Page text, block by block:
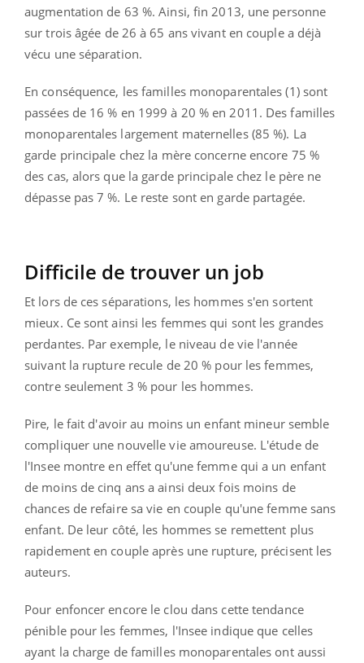
augmentation de 63 %. Ainsi, fin 2013, une personne
sur trois âgée de 26 à 65 ans vivant en couple a déjà
vécu une séparation.
En conséquence, les familles monoparentales (1) sont
passées de 16 % en 1999 à 20 % en 2011. Des familles
monoparentales largement maternelles (85 %). La
garde principale chez la mère concerne encore 75 %
des cas, alors que la garde principale chez le père ne
dépasse pas 7 %. Le reste sont en garde partagée.
Difficile de trouver un job
Et lors de ces séparations, les hommes s'en sortent
mieux. Ce sont ainsi les femmes qui sont les grandes
perdantes. Par exemple, le niveau de vie l'année
suivant la rupture recule de 20 % pour les femmes,
contre seulement 3 % pour les hommes.
Pire, le fait d'avoir au moins un enfant mineur semble
compliquer une nouvelle vie amoureuse. L'étude de
l'Insee montre en effet qu'une femme qui a un enfant
de moins de cinq ans a ainsi deux fois moins de
chances de refaire sa vie en couple qu'une femme sans
enfant. De leur côté, les hommes se remettent plus
rapidement en couple après une rupture, précisent les
auteurs.
Pour enfoncer encore le clou dans cette tendance
pénible pour les femmes, l'Insee indique que celles
ayant la charge de familles monoparentales ont aussi